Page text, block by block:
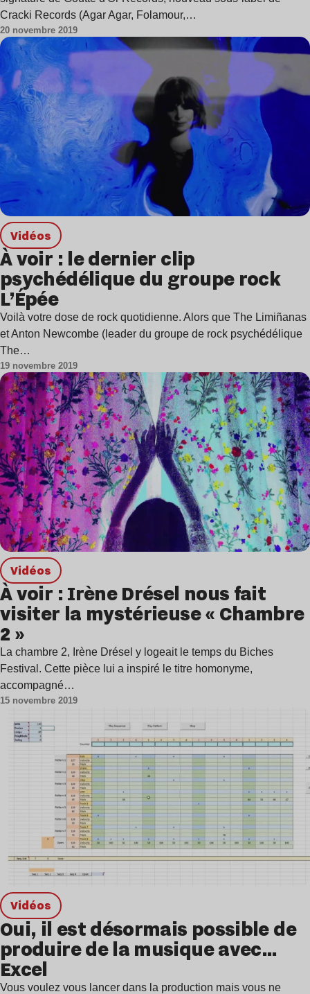
Cracki Records (Agar Agar, Folamour,…
20 novembre 2019
Vidéos
À voir : le dernier clip
psychédélique du groupe rock
L’Épée
Voilà votre dose de rock quotidienne. Alors que The Limiñanas
et Anton Newcombe (leader du groupe de rock psychédélique
The…
19 novembre 2019
Vidéos
À voir : Irène Drésel nous fait
visiter la mystérieuse « Chambre
2 »
La chambre 2, Irène Drésel y logeait le temps du Biches
Festival. Cette pièce lui a inspiré le titre homonyme,
accompagné…
15 novembre 2019
Vidéos
Oui, il est désormais possible de
produire de la musique avec…
Excel
Vous voulez vous lancer dans la production mais vous ne